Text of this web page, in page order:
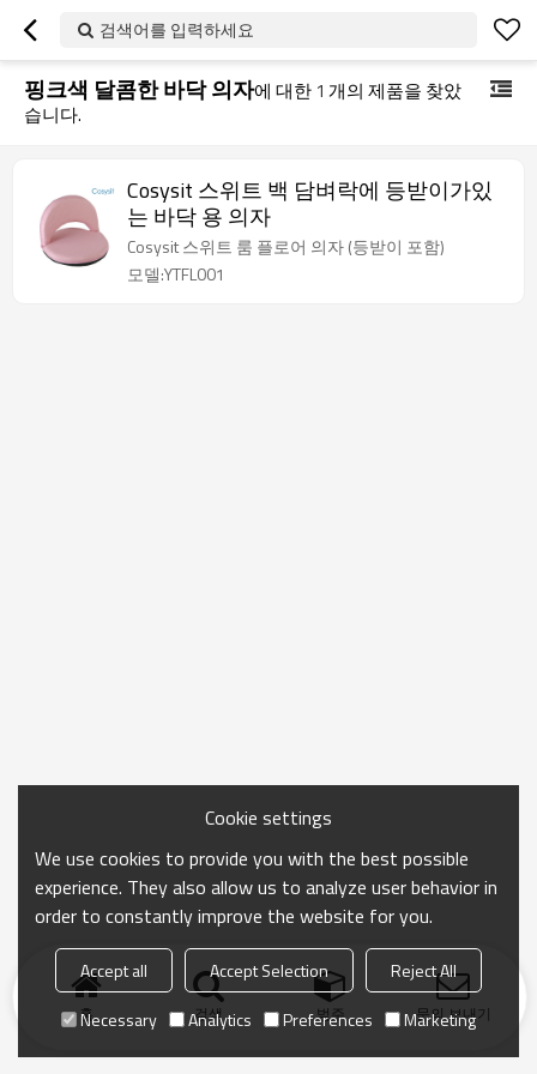
검색어를 입력하세요
핑크색 달콤한 바닥 의자에 대한 1 개의 제품을 찾았
습니다.
Cosysit 스위트 백 담벼락에 등받이가있
는 바닥 용 의자
Cosysit 스위트 룸 플로어 의자 (등받이 포함)
모델:YTFL001
홈 검색 범주 문의 보내기
Cookie settings
We use cookies to provide you with the best possible
experience. They also allow us to analyze user behavior in
order to constantly improve the website for you.
Accept all Accept Selection
Reject All
Necessary
Analytics Preferences Marketing